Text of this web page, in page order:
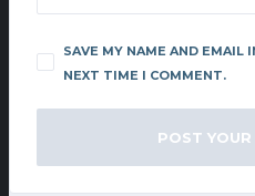
SAVE MY NAME AND EMAIL
NEXT TIME I COMMENT.